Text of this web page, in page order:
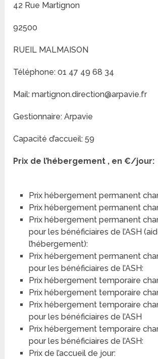
42 Rue Martignon
92500
RUEIL MALMAISON
Téléphone: 01 47 49 68 34
Mail: martignon.direction@arpavie.fr
Gestionnaire: Arpavie
Capacité d’accueil: 59
Prix de l’hébergement , en €/jour:
Prix hébergement permanent
Prix hébergement permanent
Prix hébergement permanent
pour les bénéficiaires de l’ASH
l’hébergement):
Prix hébergement permanent
pour les bénéficiaires de l’ASH:
Prix hébergement temporaire
Prix hébergement temporaire
Prix hébergement temporaire
pour les bénéficiaires de l’ASH
Prix hébergement temporaire
pour les bénéficiaires de l’ASH:
Prix de l’accueil de jour: